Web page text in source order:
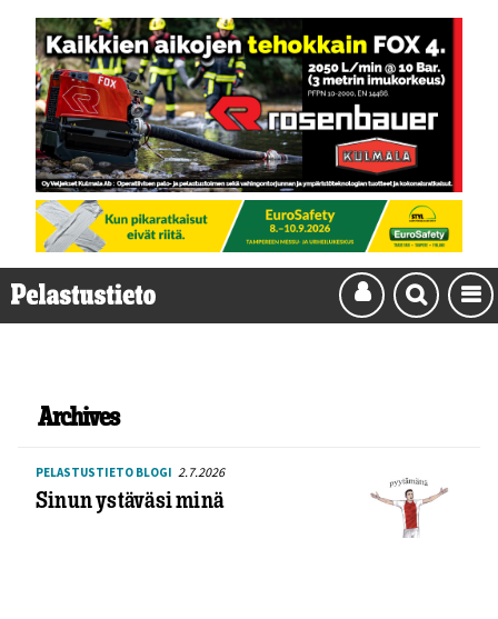
Archives
PELASTUSTIETO BLOGI 2.7.2026
Sinun ystäväsi minä